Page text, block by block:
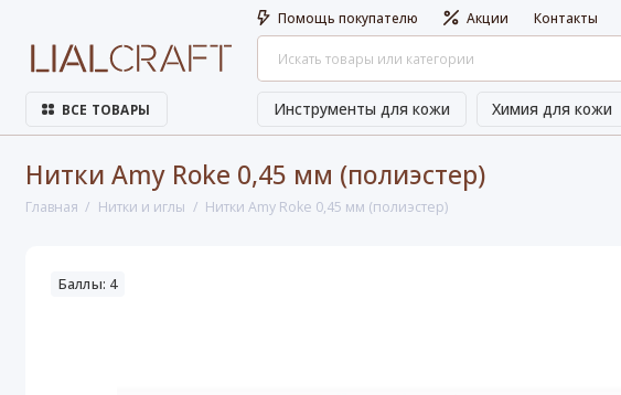
Помощь покупателю Акции Контакты
ВСЕ ТОВАРЫ Инструменты для кожи Химия для кожи
Нитки Amy Roke 0,45 мм (полиэстер)
Главная Нитки и иглы Нитки Amy Roke 0,45 мм (полиэстер)
Баллы: 4